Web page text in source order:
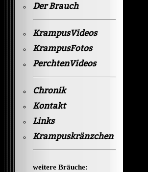
Der Brauch
KrampusVideos
KrampusFotos
PerchtenVideos
Chronik
Kontakt
Links
Krampuskränzchen
weitere Bräuche: